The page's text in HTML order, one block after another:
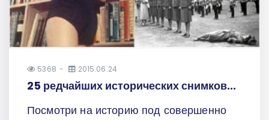
5368 2015.06.24
25 редчайших исторических снимков...
Посмотри на историю под совершенно